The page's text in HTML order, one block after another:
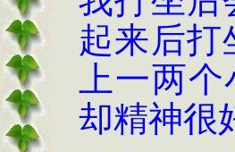
起来后打
上一两个
却精神很